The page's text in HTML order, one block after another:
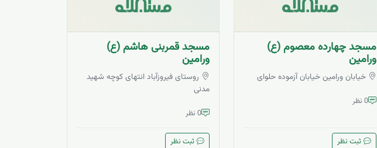
مسجد چهارده معصوم (ع)
ورامین
خیابان ورامین خیابان آزموده حلوای
0 نظر
ثبت نظر
مسجد قمربنی هاشم (ع)
ورامین
روستای فیروزآباد انتهای کوچه شهید
مدنی
0 نظر
ثبت نظر